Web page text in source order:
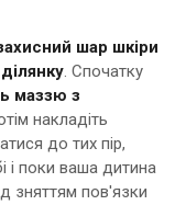
шар шкіри
. Спочатку
маззю з
накладіть
до тих пір,
і поки ваша дитина
зняттям пов'язки